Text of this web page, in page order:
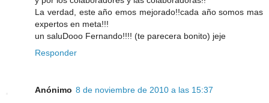
La verdad, este año emos mejorado!!cada año somos mas
expertos en meta!!!
un saluDooo Fernando!!!! (te parecera bonito) jeje
Responder
Anónimo 8 de noviembre de 2010 a las 15:37